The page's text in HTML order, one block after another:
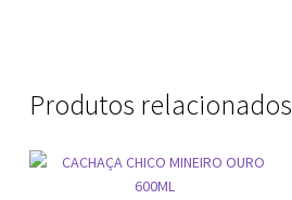
Produtos relacionados